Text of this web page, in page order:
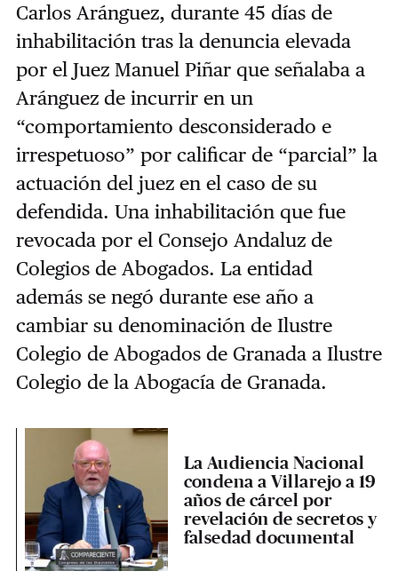
Carlos Aránguez, durante 45 días de
inhabilitación tras la denuncia elevada
por el Juez Manuel Piñar que señalaba a
Aránguez de incurrir en un
“comportamiento desconsiderado e
irrespetuoso” por calificar de “parcial” la
actuación del juez en el caso de su
defendida. Una inhabilitación que fue
revocada por el Consejo Andaluz de
Colegios de Abogados. La entidad
además se negó durante ese año a
cambiar su denominación de Ilustre
Colegio de Abogados de Granada a Ilustre
Colegio de la Abogacía de Granada.
La Audiencia Nacional
condena a Villarejo a 19
años de cárcel por
revelación de secretos y
falsedad documental